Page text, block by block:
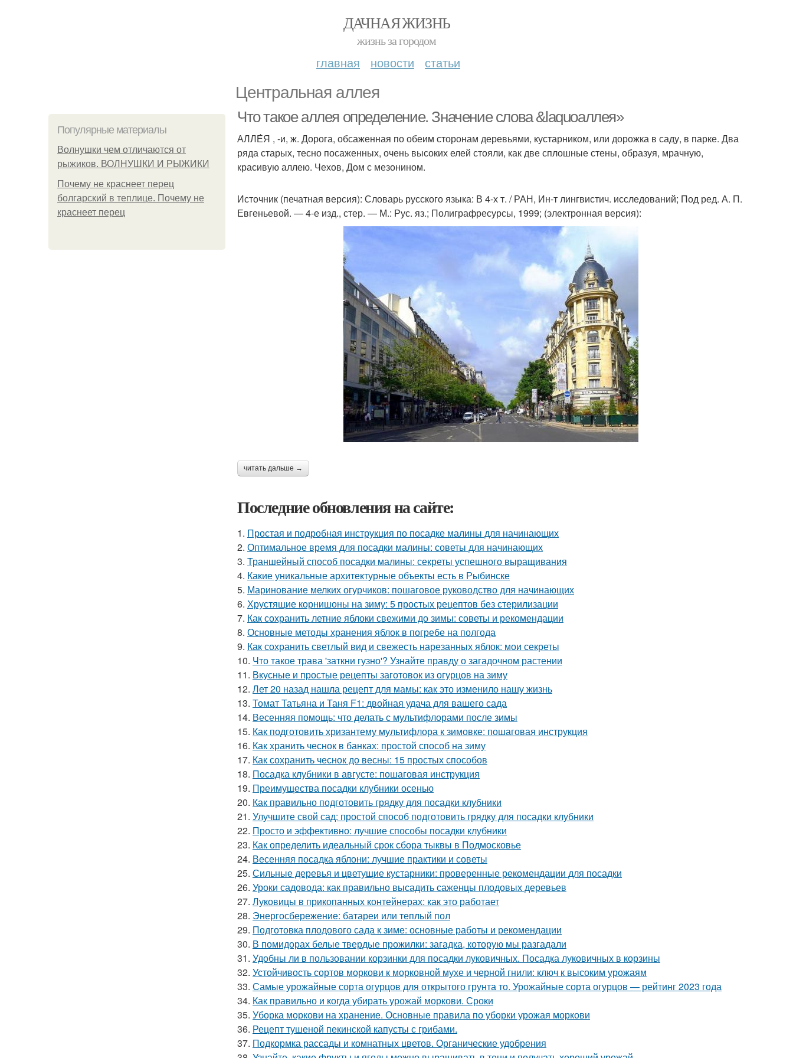
ДАЧНАЯ ЖИЗНЬ
жизнь за городом
главная новости статьи
Центральная аллея
Популярные материалы
Волнушки чем отличаются от
рыжиков. ВОЛНУШКИ И РЫЖИКИ
Почему не краснеет перец
болгарский в теплице. Почему не
краснеет перец
Что такое аллея определение. Значение слова &laquoаллея»
АЛЛЕ́Я , -и, ж. Дорога, обсаженная по обеим сторонам деревьями, кустарником, или дорожка в саду, в парке. Два
ряда старых, тесно посаженных, очень высоких елей стояли, как две сплошные стены, образуя, мрачную,
красивую аллею. Чехов, Дом с мезонином.
Источник (печатная версия): Словарь русского языка: В 4-х т. / РАН, Ин-т лингвистич. исследований; Под ред. А. П.
Евгеньевой. — 4-е изд., стер. — М.: Рус. яз.; Полиграфресурсы, 1999; (электронная версия):
читать дальше →
Последние обновления на сайте:
1. Простая и подробная инструкция по посадке малины для начинающих
2. Оптимальное время для посадки малины: советы для начинающих
3. Траншейный способ посадки малины: секреты успешного выращивания
4. Какие уникальные архитектурные объекты есть в Рыбинске
5. Маринование мелких огурчиков: пошаговое руководство для начинающих
6. Хрустящие корнишоны на зиму: 5 простых рецептов без стерилизации
7. Как сохранить летние яблоки свежими до зимы: советы и рекомендации
8. Основные методы хранения яблок в погребе на полгода
9. Как сохранить светлый вид и свежесть нарезанных яблок: мои секреты
10. Что такое трава 'заткни гузно'? Узнайте правду о загадочном растении
11. Вкусные и простые рецепты заготовок из огурцов на зиму
12. Лет 20 назад нашла рецепт для мамы: как это изменило нашу жизнь
13. Томат Татьяна и Таня F1: двойная удача для вашего сада
14. Весенняя помощь: что делать с мультифлорами после зимы
15. Как подготовить хризантему мультифлора к зимовке: пошаговая инструкция
16. Как хранить чеснок в банках: простой способ на зиму
17. Как сохранить чеснок до весны: 15 простых способов
18. Посадка клубники в августе: пошаговая инструкция
19. Преимущества посадки клубники осенью
20. Как правильно подготовить грядку для посадки клубники
21. Улучшите свой сад: простой способ подготовить грядку для посадки клубники
22. Просто и эффективно: лучшие способы посадки клубники
23. Как определить идеальный срок сбора тыквы в Подмосковье
24. Весенняя посадка яблони: лучшие практики и советы
25. Сильные деревья и цветущие кустарники: проверенные рекомендации для посадки
26. Уроки садовода: как правильно высадить саженцы плодовых деревьев
27. Луковицы в прикопанных контейнерах: как это работает
28. Энергосбережение: батареи или теплый пол
29. Подготовка плодового сада к зиме: основные работы и рекомендации
30. В помидорах белые твердые прожилки: загадка, которую мы разгадали
31. Удобны ли в пользовании корзинки для посадки луковичных. Посадка луковичных в корзины
32. Устойчивость сортов моркови к морковной мухе и черной гнили: ключ к высоким урожаям
33. Самые урожайные сорта огурцов для открытого грунта то. Урожайные сорта огурцов — рейтинг 2023 года
34. Как правильно и когда убирать урожай моркови. Сроки
35. Уборка моркови на хранение. Основные правила по уборки урожая моркови
36. Рецепт тушеной пекинской капусты с грибами.
37. Подкормка рассады и комнатных цветов. Органические удобрения